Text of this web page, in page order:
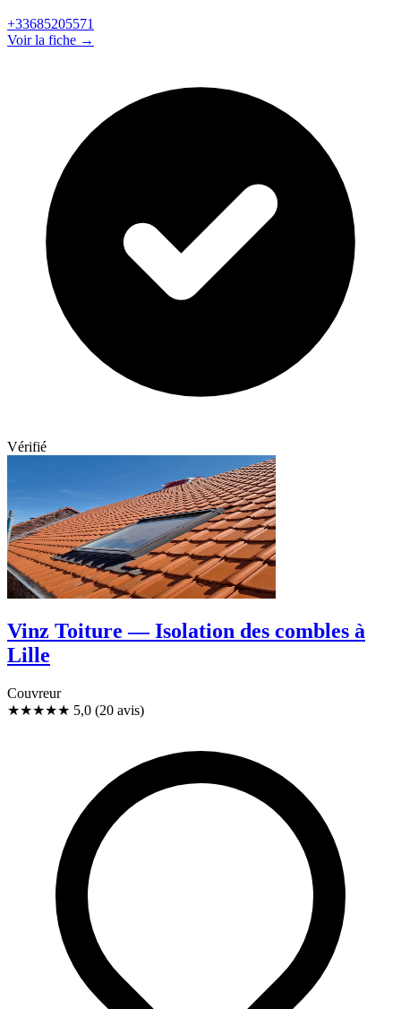
+33685205571
Voir la fiche →
Vérifié
Vinz Toiture — Isolation des combles à
Lille
Couvreur
★★★★★ 5,0 (20 avis)